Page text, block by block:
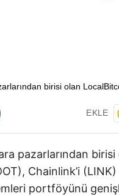
EKLE
pazarlarından
Chainlink’i
portföyünü